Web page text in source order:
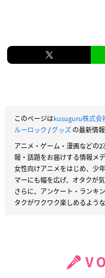
このページはkusuguru株式会
ルーロック/グッズの最新情
アニメ・ゲーム・漫画などの
報・話題をお届けする情報メ
女性向けアニメをはじめ、少
マーにも幅を広げ、オタクが
さらに、アンケート・ランキ
タクがワクワク楽しめるよう